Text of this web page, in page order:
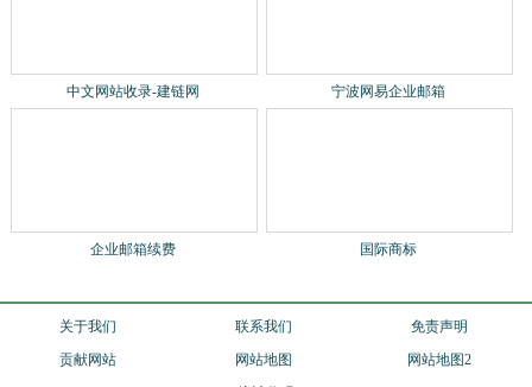
外链库
中文网站收录-建链网 宁波网易企业邮箱